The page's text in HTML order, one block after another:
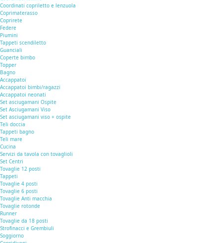
Coordinati copriletto e lenzuola
Coprimaterasso
Coprirete
Federe
Piumini
Tappeti scendiletto
Guanciali
Coperte bimbo
Topper
Bagno
Accappatoi
Accappatoi bimbi/ragazzi
Accappatoi neonati
Set asciugamani Ospite
Set Asciugamani Viso
Set asciugamani viso + ospite
Teli doccia
Tappeti bagno
Teli mare
Cucina
Servizi da tavola con tovaglioli
Set Centri
Tovaglie 12 posti
Tappeti
Tovaglie 4 posti
Tovaglie 6 posti
Tovaglie Anti macchia
Tovaglie rotonde
Runner
Tovaglie da 18 posti
Strofinacci e Grembiuli
Soggiorno